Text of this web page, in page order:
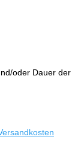
oder Dauer der